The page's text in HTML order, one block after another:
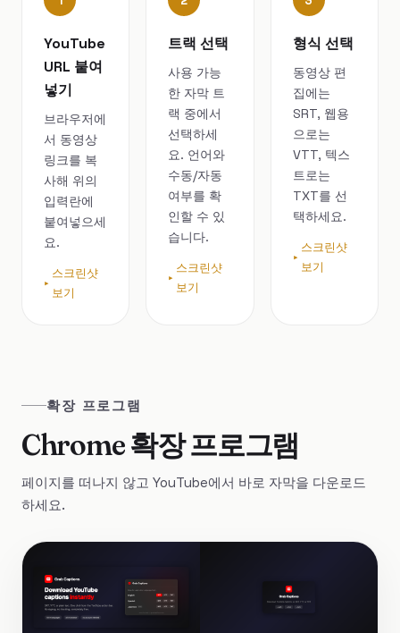
YouTube
URL 붙여
넣기
브라우저에
서 동영상
링크를 복
사해 위의
입력란에
붙여넣으세
요.
스크린샷
보기
트랙 선택
사용 가능
한 자막 트
랙 중에서
선택하세
요. 언어와
수동/자동
여부를 확
인할 수 있
습니다.
스크린샷
보기
형식 선택
동영상 편
집에는
SRT, 웹용
으로는
VTT, 텍스
트로는
TXT를 선
택하세요.
스크린샷
보기
확장 프로그램
Chrome 확장 프로그램
페이지를 떠나지 않고 YouTube에서 바로 자막을 다운로드
하세요.